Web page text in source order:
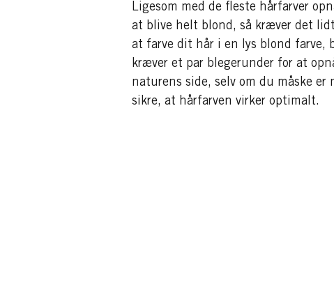
Ligesom med de fleste hårfarver
at blive helt blond, så kræver det
at farve dit hår i en lys blond
kræver et par blegerunder for at
naturens side, selv om du måske
sikre, at hårfarven virker optimalt.